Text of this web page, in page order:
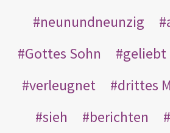
neunundneunzig
Gottes Sohn
geliebt
verleugnet
drittes
sieh
berichten